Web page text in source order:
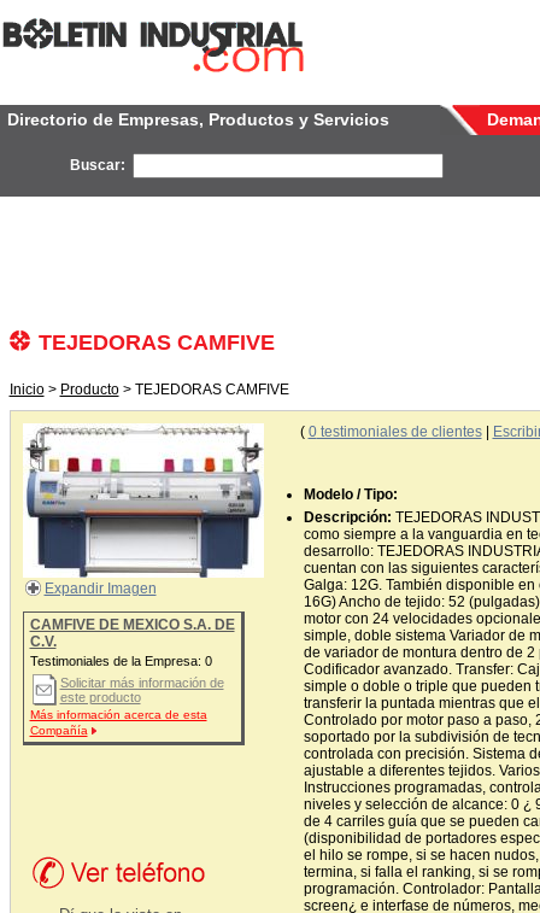
Directorio de Empresas, Productos y Servicios
Buscar:
TEJEDORAS CAMFIVE
Inicio> Producto> TEJEDORAS CAMFIVE
Expandir Imagen
CAMFIVE DE MEXICO S.A. DE
C.V.
Testimoniales de la Empresa: 0
Solicitar más información de
este producto
Más información acerca de esta
Compañía
( 0testimoniales de clientes|
Modelo / Tipo:
Descripción: TEJEDORAS
como siempre a la vanguardia en
desarrollo: TEJEDORAS
cuentan con las siguientes
Galga: 12G. También disponible en
16G) Ancho de tejido: 52
motor con 24 velocidades
simple, doble sistema Variador de
de variador de montura dentro de
Codificador avanzado. Transfer:
simple o doble o triple que pueden
transferir la puntada mientras que
Controlado por motor paso a
soportado por la subdivisión de
controlada con precisión. Sistema
ajustable a diferentes tejidos.
Instrucciones programadas,
niveles y selección de alcance: 0 ¿
de 4 carriles guía que se pueden
(disponibilidad de portadores
el hilo se rompe, si se hacen
termina, si falla el ranking, si se
programación. Controlador:
screen¿ e interfase de números,